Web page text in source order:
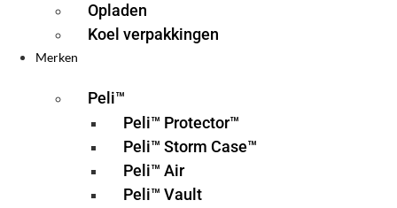
Opladen
Koel verpakkingen
Merken
Peli™
Peli™ Protector™
Peli™ Storm Case™
Peli™ Air
Peli™ Vault